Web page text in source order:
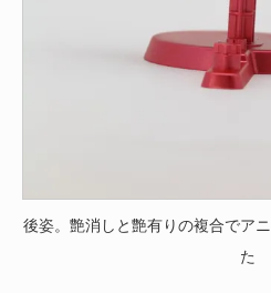
後姿。艶消しと艶有りの複合でア
た